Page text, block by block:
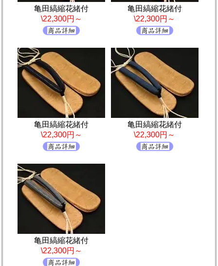
亀田縞縮花緒付
\22,300円～
亀田縞縮花緒付
\22,300円～
亀田縞縮花緒付
\22,300円～
亀田縞縮花緒付
\22,300円～
亀田縞縮花緒付
\22,300円～